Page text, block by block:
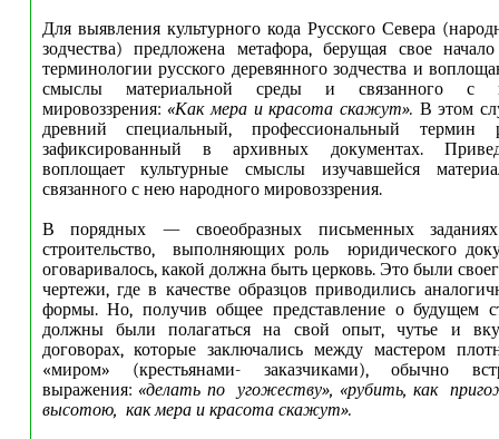
Для выявления культурного кода Русского Севера
зодчества) предложена метафора, берущая свое
терминологии русского деревянного зодчества и
смыслы материальной среды и связанного с
мировоззрения:«Как мера и красота скажут». В этом
древний специальный, профессиональный термин
зафиксированный в архивных документах.
воплощает культурные смыслы изучавшейся
связанного с нею народного мировоззрения.
В порядных — своеобразных письменных
строительство, выполняющих роль юридического
оговаривалось, какой должна быть церковь. Это были
чертежи, где в качестве образцов приводились
формы. Но, получив общее представление о будущем
должны были полагаться на свой опыт, чутье и
договорах, которые заключались между мастером
«миром» (крестьянами- заказчиками), обычно
выражения:«делать по угожеству», «рубить, как
высотою, как мера и красота скажут».